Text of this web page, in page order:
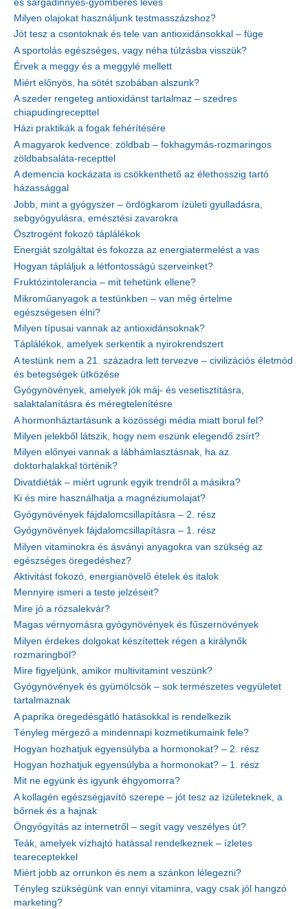
és sárgadinnyés-gyömbéres leves
Milyen olajokat használjunk testmasszázshoz?
Jót tesz a csontoknak és tele van antioxidánsokkal – füge
A sportolás egészséges, vagy néha túlzásba visszük?
Érvek a meggy és a meggylé mellett
Miért előnyös, ha sötét szobában alszunk?
A szeder rengeteg antioxidánst tartalmaz – szedres
chiapudingrecepttel
Házi praktikák a fogak fehérítésére
A magyarok kedvence: zöldbab – fokhagymás-rozmaringos
zöldbabsaláta-recepttel
A demencia kockázata is csökkenthető az élethosszig tartó
házassággal
Jobb, mint a gyógyszer – ördögkarom ízületi gyulladásra,
sebgyógyulásra, emésztési zavarokra
Ösztrogént fokozó táplálékok
Energiát szolgáltat és fokozza az energiatermelést a vas
Hogyan tápláljuk a létfontosságú szerveinket?
Fruktózintolerancia – mit tehetünk ellene?
Mikroműanyagok a testünkben – van még értelme
egészségesen élni?
Milyen típusai vannak az antioxidánsoknak?
Táplálékok, amelyek serkentik a nyirokrendszert
A testünk nem a 21. századra lett tervezve – civilizációs életmód
és betegségek ütközése
Gyógynövények, amelyek jók máj- és vesetisztításra,
salaktalanításra és méregtelenítésre
A hormonháztartásunk a közösségi média miatt borul fel?
Milyen jelekből látszik, hogy nem eszünk elegendő zsírt?
Milyen előnyei vannak a lábhámlasztásnak, ha az
doktorhalakkal történik?
Divatdiéták – miért ugrunk egyik trendről a másikra?
Ki és mire használhatja a magnéziumolajat?
Gyógynövények fájdalomcsillapításra – 2. rész
Gyógynövények fájdalomcsillapításra – 1. rész
Milyen vitaminokra és ásványi anyagokra van szükség az
egészséges öregedéshez?
Aktivitást fokozó, energianövelő ételek és italok
Mennyire ismeri a teste jelzéseit?
Mire jó a rózsalekvár?
Magas vérnyomásra gyógynövények és fűszernövények
Milyen érdekes dolgokat készítettek régen a királynők
rozmaringból?
Mire figyeljünk, amikor multivitamint veszünk?
Gyógynövények és gyümölcsök – sok természetes vegyületet
tartalmaznak
A paprika öregedésgátló hatásokkal is rendelkezik
Tényleg mérgező a mindennapi kozmetikumaink fele?
Hogyan hozhatjuk egyensúlyba a hormonokat? – 2. rész
Hogyan hozhatjuk egyensúlyba a hormonokat? – 1. rész
Mit ne együnk és igyunk éhgyomorra?
A kollagén egészségjavító szerepe – jót tesz az ízületeknek, a
bőrnek és a hajnak
Öngyógyítás az internetről – segít vagy veszélyes út?
Teák, amelyek vízhajtó hatással rendelkeznek – ízletes
teareceptekkel
Miért jobb az orrunkon és nem a szánkon lélegezni?
Tényleg szükségünk van ennyi vitaminra, vagy csak jól hangzó
marketing?